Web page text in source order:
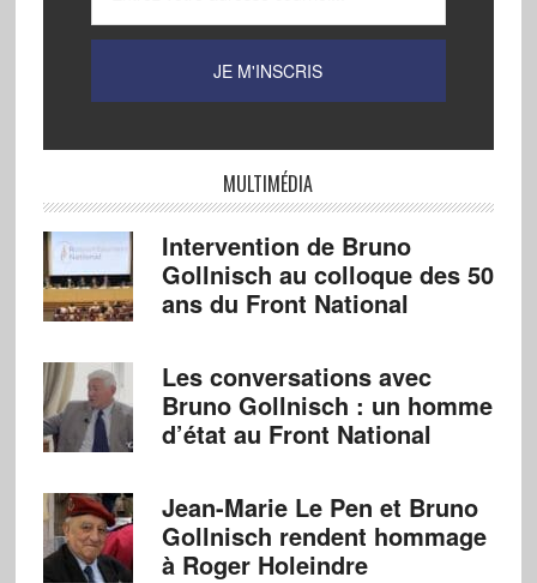
MULTIMÉDIA
Intervention de Bruno
Gollnisch au colloque des 50
ans du Front National
Les conversations avec
Bruno Gollnisch : un homme
d’état au Front National
Jean-Marie Le Pen et Bruno
Gollnisch rendent hommage
à Roger Holeindre